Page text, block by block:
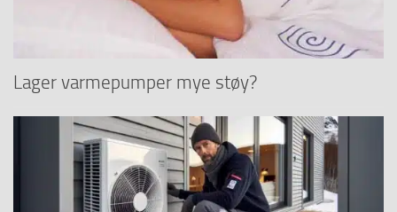
Lager varmepumper mye støy?